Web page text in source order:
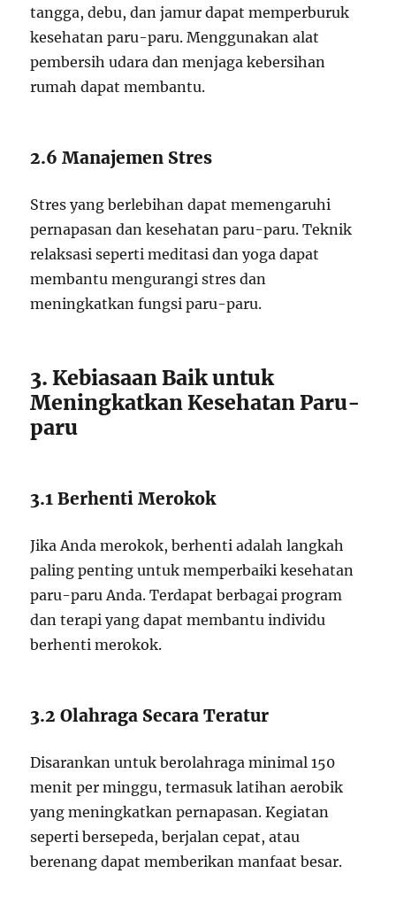
tangga, debu, dan jamur dapat memperburuk
kesehatan paru-paru. Menggunakan alat
pembersih udara dan menjaga kebersihan
rumah dapat membantu.
2.6 Manajemen Stres
Stres yang berlebihan dapat memengaruhi
pernapasan dan kesehatan paru-paru. Teknik
relaksasi seperti meditasi dan yoga dapat
membantu mengurangi stres dan
meningkatkan fungsi paru-paru.
3. Kebiasaan Baik untuk
Meningkatkan Kesehatan Paru-
paru
3.1 Berhenti Merokok
Jika Anda merokok, berhenti adalah langkah
paling penting untuk memperbaiki kesehatan
paru-paru Anda. Terdapat berbagai program
dan terapi yang dapat membantu individu
berhenti merokok.
3.2 Olahraga Secara Teratur
Disarankan untuk berolahraga minimal 150
menit per minggu, termasuk latihan aerobik
yang meningkatkan pernapasan. Kegiatan
seperti bersepeda, berjalan cepat, atau
berenang dapat memberikan manfaat besar.